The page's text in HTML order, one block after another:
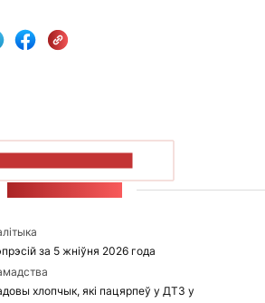
за 5 жніўня 2026 года
хлопчык, які пацярпеў у ДТЗ у